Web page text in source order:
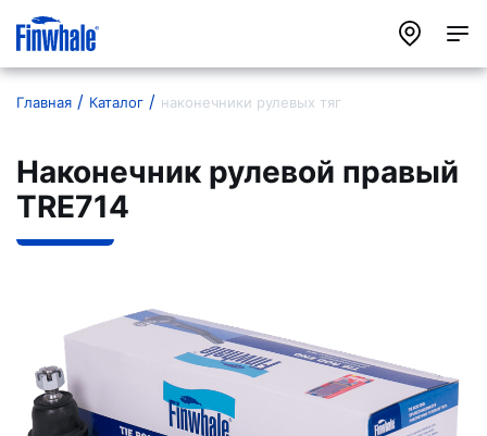
Главная Каталог наконечники рулевых тяг
Наконечник рулевой правый
TRE714